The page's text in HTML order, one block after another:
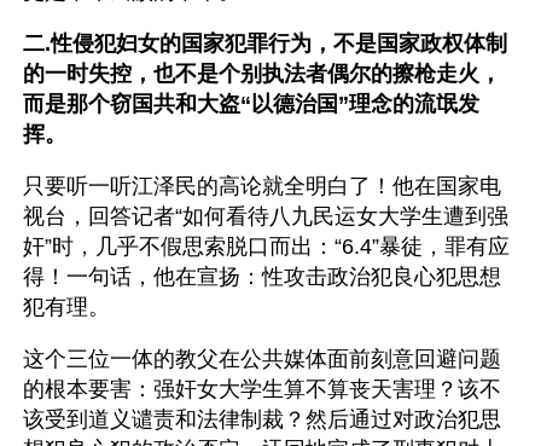
二.性侵犯妇女的国家犯罪行为，不是国家政权体制
的一时失控，也不是个别执法者偶尔的擦枪走火，
而是那个窃国共和大盗“以德治国”理念的流氓发
挥。
只要听一听江泽民的高论就全明白了！他在国家电
视台，回答记者“如何看待八九民运女大学生遭到强
奸”时，几乎不假思索脱口而出：“6.4”暴徒，罪有应
得！一句话，他在宣扬：性攻击政治犯良心犯思想
犯有理。
这个三位一体的教父在公共媒体面前刻意回避问题
的根本要害：强奸女大学生算不算丧天害理？该不
该受到道义谴责和法律制裁？然后通过对政治犯思